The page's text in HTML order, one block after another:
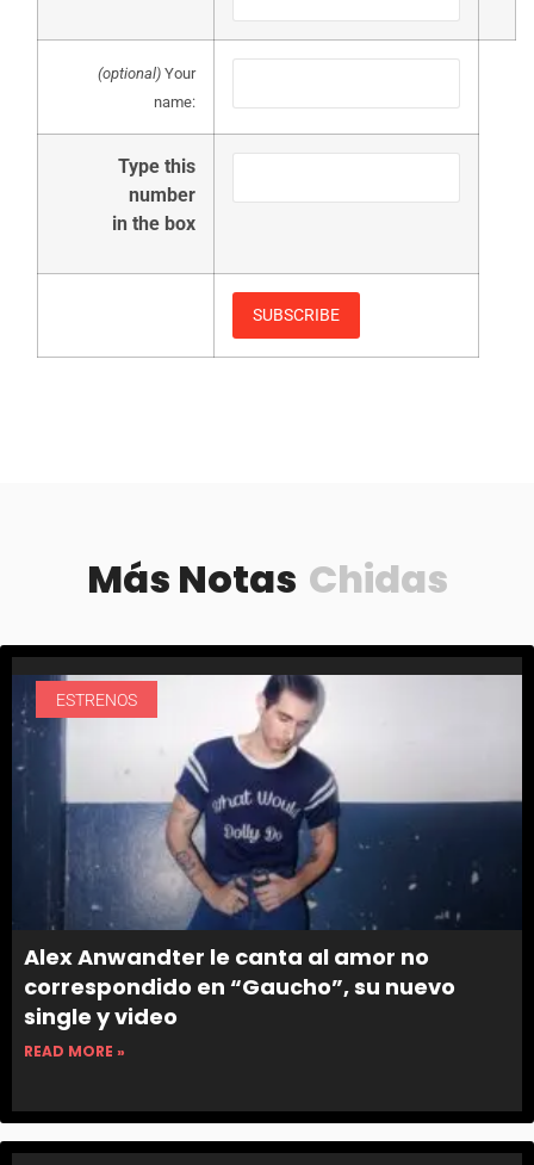
(optional) Your
name:
Type this
number
in the box
Más Notas Chidas
ESTRENOS
Alex Anwandter le canta al amor no
correspondido en “Gaucho”, su nuevo
single y video
READ MORE »